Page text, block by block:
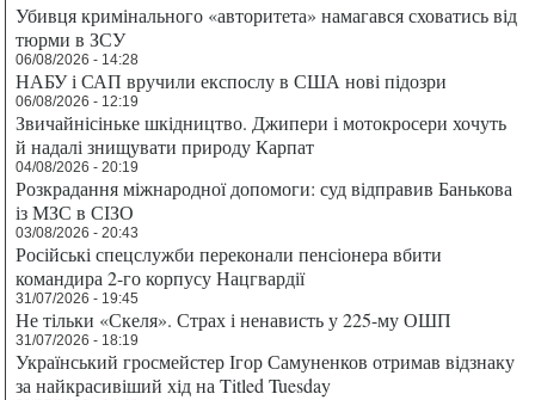
Убивця кримінального «авторитета» намагався сховатись від
тюрми в ЗСУ
06/08/2026 - 14:28
НАБУ і САП вручили експослу в США нові підозри
06/08/2026 - 12:19
Звичайнісіньке шкідництво. Джипери і мотокросери хочуть
й надалі знищувати природу Карпат
04/08/2026 - 20:19
Розкрадання міжнародної допомоги: суд відправив Банькова
із МЗС в СІЗО
03/08/2026 - 20:43
Російські спецслужби переконали пенсіонера вбити
командира 2-го корпусу Нацгвардії
31/07/2026 - 19:45
Не тільки «Скеля». Страх і ненависть у 225-му ОШП
31/07/2026 - 18:19
Український гросмейстер Ігор Самуненков отримав відзнаку
за найкрасивіший хід на Titled Tuesday